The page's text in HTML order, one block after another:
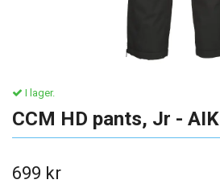
I lager.
CCM HD pants, Jr - AIK
699 kr